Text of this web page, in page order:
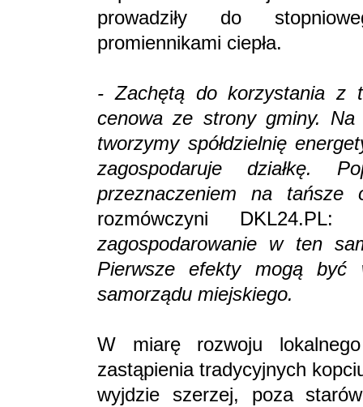
prowadziły do
promiennikami ciepła.
- Zachętą do korzystania z
cenowa ze strony gminy.
tworzymy spółdzielnię
zagospodaruje
przeznaczeniem na tańsze
rozmówczyni
zagospodarowanie w ten
Pierwsze efekty mogą być
samorządu miejskiego.
W miarę rozwoju
zastąpienia tradycyjnych
wyjdzie szerzej, poza